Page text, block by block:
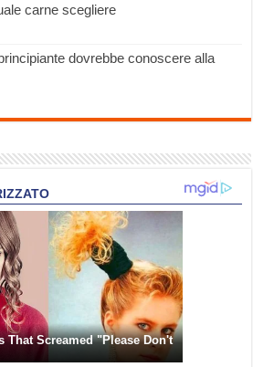
carne scegliere
dovrebbe conoscere alla